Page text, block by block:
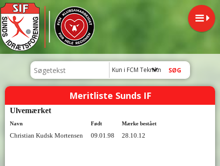
Kun i FCM Teknikmærke
Meritliste Sunds IF
Ulvemærket
Navn Født Mærke bestået
Christian Kudsk Mortensen 09.01.98 28.10.12